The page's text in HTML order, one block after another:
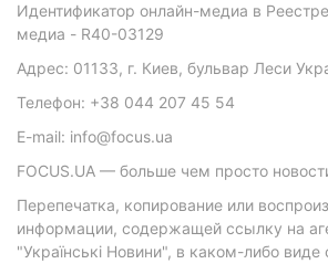
Идентификатор онлайн-медиа в
медиа - R40-03129
Адрес: 01133, г. Киев, бульвар Леси
Телефон: +38 044 207 45 54
E-mail: info@focus.ua
FOCUS.UA — больше чем просто
Перепечатка, копирование или
информации, содержащей ссылку на
"Українські Новини", в каком-либо